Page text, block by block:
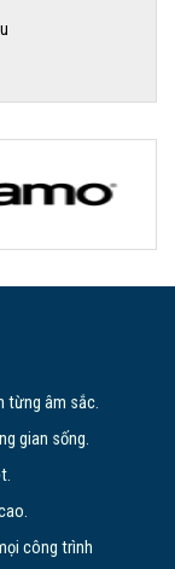
từng âm sắc.
gian sống.
công trình